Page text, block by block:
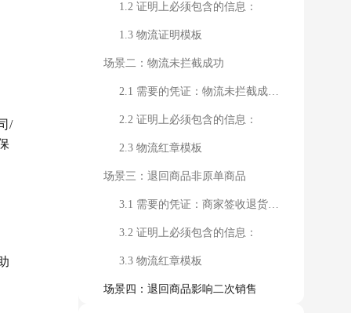
/
1.2 证明上必须包含的信息：
1.3 物流证明模板
场景二：物流未拦截成功
2.1 需要的凭证：物流未拦截成功的快递证明
2.2 证明上必须包含的信息：
2.3 物流红章模板
场景三：退回商品非原单商品
3.1 需要的凭证：商家签收退货包裹的内物
3.2 证明上必须包含的信息：
3.3 物流红章模板
场景四：退回商品影响二次销售